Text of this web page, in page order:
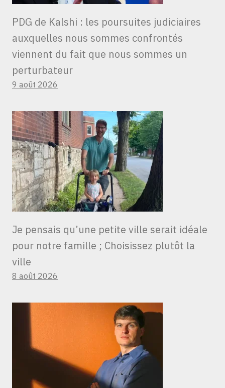
PDG de Kalshi : les poursuites judiciaires
auxquelles nous sommes confrontés
viennent du fait que nous sommes un
perturbateur
9 août 2026
Je pensais qu’une petite ville serait idéale
pour notre famille ; Choisissez plutôt la
ville
8 août 2026